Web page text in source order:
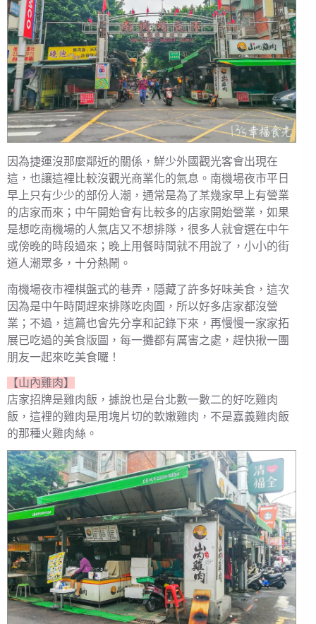
因為捷運沒那麼鄰近的關係，鮮少外國觀光客會出現在
這，也讓這裡比較沒觀光商業化的氣息。南機場夜市平日
早上只有少少的部份人潮，通常是為了某幾家早上有營業
的店家而來；中午開始會有比較多的店家開始營業，如果
是想吃南機場的人氣店又不想排隊，很多人就會選在中午
或傍晚的時段過來；晚上用餐時間就不用說了，小小的街
道人潮眾多，十分熱鬧。
南機場夜市裡棋盤式的巷弄，隱藏了許多好味美食，這次
因為是中午時間趕來排隊吃肉圓，所以好多店家都沒營
業；不過，這篇也會先分享和記錄下來，再慢慢一家家拓
展已吃過的美食版圖，每一攤都有厲害之處，趕快揪一團
朋友一起來吃美食囉！
【山內雞肉】
店家招牌是雞肉飯，據說也是台北數一數二的好吃雞肉
飯，這裡的雞肉是用塊片切的軟嫩雞肉，不是嘉義雞肉飯
的那種火雞肉絲。